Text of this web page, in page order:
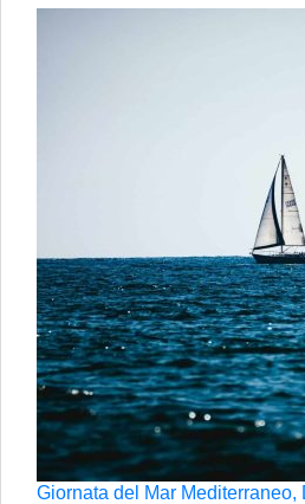
Giornata del Mar